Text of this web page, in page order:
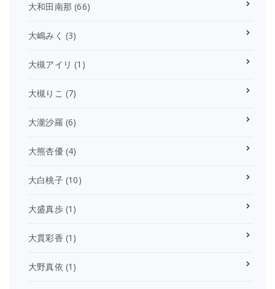
大和田南那 (66)
大嶋みく (3)
大槻アイリ (1)
大槻りこ (7)
大瀧沙羅 (6)
大熊杏優(4)
大白桃子(10)
大盛真歩(1)
大貫彩香 (1)
大野真依 (1)